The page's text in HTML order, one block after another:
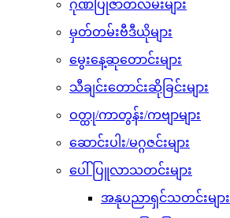
ဂုဏ်ပြုဇာတ်လမ်းများ
မှတ်တမ်းဗီဒီယိုများ
မွေးနေ့ဆုတောင်းများ
သီချင်းတောင်းဆိုခြင်းများ
ဝတ္ထု/ကာတွန်း/ကဗျာများ
ဆောင်းပါး/မဂ္ဂဇင်းများ
ပေါ်ပြူလာသတင်းများ
အနုပညာရှင်သတင်းများ